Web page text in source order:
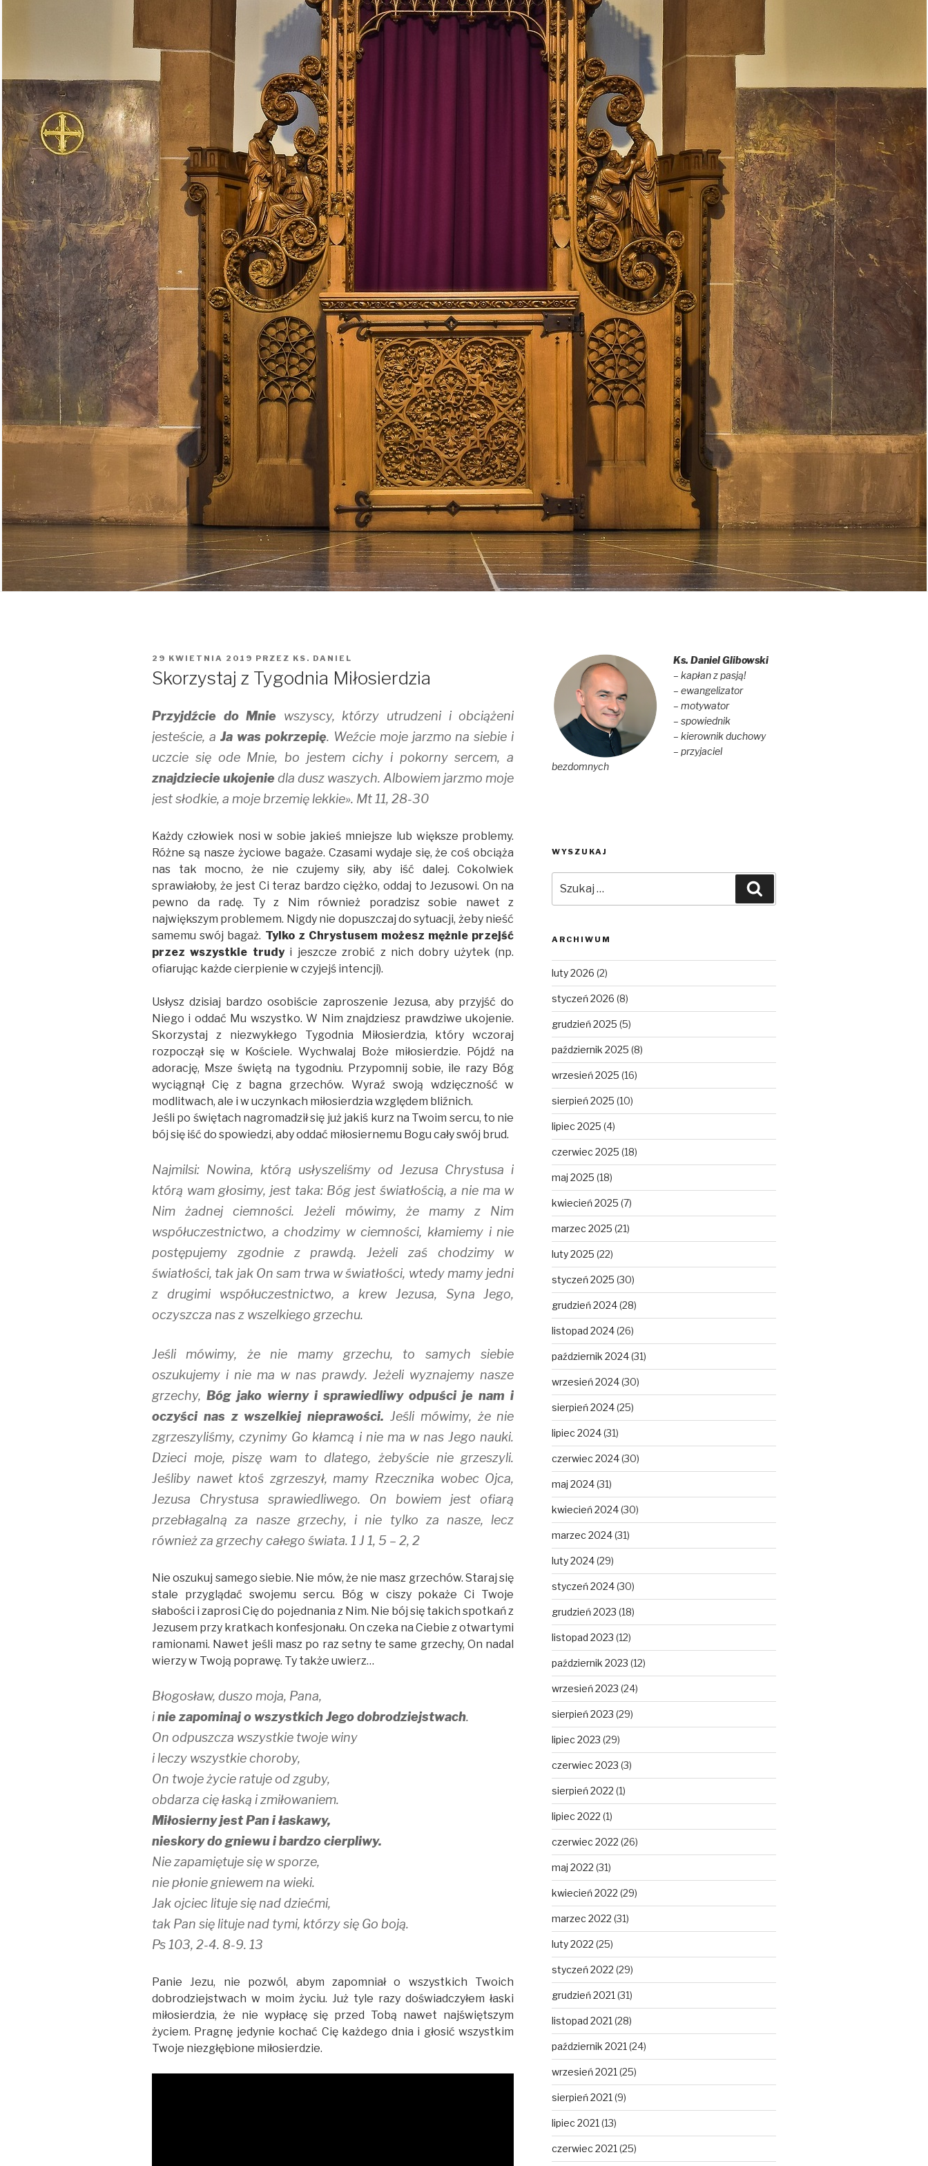
OPUBLIKOWANE
29 KWIETNIA 2019 PRZEZ KS. DANIEL
Skorzystaj z Tygodnia Miłosierdzia
Przyjdźcie do Mnie wszyscy, którzy utrudzeni i obciążeni
jesteście, a Ja was pokrzepię. Weźcie moje jarzmo na siebie i
uczcie się ode Mnie, bo jestem cichy i pokorny sercem, a
znajdziecie ukojeniedla dusz waszych. Albowiem jarzmo moje
jest słodkie, a moje brzemię lekkie». Mt 11, 28-30
Każdy człowiek nosi w sobie jakieś mniejsze lub większe problemy.
Różne są nasze życiowe bagaże. Czasami wydaje się, że coś obciąża
nas tak mocno, że nie czujemy siły, aby iść dalej. Cokolwiek
sprawiałoby, że jest Ci teraz bardzo ciężko, oddaj to Jezusowi. On na
pewno da radę. Ty z Nim również poradzisz sobie nawet z
największym problemem. Nigdy nie dopuszczaj do sytuacji, żeby nieść
samemu swój bagaż. Tylko z Chrystusem możesz mężnie przejść
przez wszystkie trudyi jeszcze zrobić z nich dobry użytek (np.
ofiarując każde cierpienie w czyjejś intencji).
Usłysz dzisiaj bardzo osobiście zaproszenie Jezusa, aby przyjść do
Niego i oddać Mu wszystko. W Nim znajdziesz prawdziwe ukojenie.
Skorzystaj z niezwykłego Tygodnia Miłosierdzia, który wczoraj
rozpoczął się w Kościele. Wychwalaj Boże miłosierdzie. Pójdź na
adorację, Msze świętą na tygodniu. Przypomnij sobie, ile razy Bóg
wyciągnął Cię z bagna grzechów. Wyraź swoją wdzięczność w
modlitwach, ale i w uczynkach miłosierdzia względem bliźnich.
Jeśli po świętach nagromadził się już jakiś kurz na Twoim sercu, to nie
bój się iść do spowiedzi, aby oddać miłosiernemu Bogu cały swój brud.
Najmilsi: Nowina, którą usłyszeliśmy od Jezusa Chrystusa i
którą wam głosimy, jest taka: Bóg jest światłością, a nie ma w
Nim żadnej ciemności. Jeżeli mówimy, że mamy z Nim
współuczestnictwo, a chodzimy w ciemności, kłamiemy i nie
postępujemy zgodnie z prawdą. Jeżeli zaś chodzimy w
światłości, tak jak On sam trwa w światłości, wtedy mamy jedni
z drugimi współuczestnictwo, a krew Jezusa, Syna Jego,
oczyszcza nas z wszelkiego grzechu.
Jeśli mówimy, że nie mamy grzechu, to samych siebie
oszukujemy i nie ma w nas prawdy. Jeżeli wyznajemy nasze
grzechy,Bóg jako wierny i sprawiedliwy odpuści je nam i
oczyści nas z wszelkiej nieprawości. Jeśli mówimy, że nie
zgrzeszyliśmy, czynimy Go kłamcą i nie ma w nas Jego nauki.
Dzieci moje, piszę wam to dlatego, żebyście nie grzeszyli.
Jeśliby nawet ktoś zgrzeszył, mamy Rzecznika wobec Ojca,
Jezusa Chrystusa sprawiedliwego. On bowiem jest ofiarą
przebłagalną za nasze grzechy, i nie tylko za nasze, lecz
również za grzechy całego świata. 1 J 1, 5 – 2, 2
Nie oszukuj samego siebie. Nie mów, że nie masz grzechów. Staraj się
stale przyglądać swojemu sercu. Bóg w ciszy pokaże Ci Twoje
słabości i zaprosi Cię do pojednania z Nim. Nie bój się takich spotkań z
Jezusem przy kratkach konfesjonału. On czeka na Ciebie z otwartymi
ramionami. Nawet jeśli masz po raz setny te same grzechy, On nadal
wierzy w Twoją poprawę. Ty także uwierz…
Błogosław, duszo moja, Pana,
inie zapominaj o wszystkich Jego dobrodziejstwach.
On odpuszcza wszystkie twoje winy
i leczy wszystkie choroby,
On twoje życie ratuje od zguby,
obdarza cię łaską i zmiłowaniem.
Miłosierny jest Pan i łaskawy,
nieskory do gniewu i bardzo cierpliwy.
Nie zapamiętuje się w sporze,
nie płonie gniewem na wieki.
Jak ojciec lituje się nad dziećmi,
tak Pan się lituje nad tymi, którzy się Go boją.
Ps 103, 2-4. 8-9. 13
Panie Jezu, nie pozwól, abym zapomniał o wszystkich Twoich
dobrodziejstwach w moim życiu. Już tyle razy doświadczyłem łaski
miłosierdzia, że nie wypłacę się przed Tobą nawet najświętszym
życiem. Pragnę jedynie kochać Cię każdego dnia i głosić wszystkim
Twoje niezgłębione miłosierdzie.
Ks. Daniel Glibowski
– kapłan z pasją!
– ewangelizator
– motywator
– spowiednik
– kierownik duchowy
– przyjaciel
bezdomnych
WYSZUKAJ
ARCHIWUM
luty 2026 (2)
styczeń 2026 (8)
grudzień 2025 (5)
październik 2025 (8)
wrzesień 2025 (16)
sierpień 2025 (10)
lipiec 2025 (4)
czerwiec 2025 (18)
maj 2025 (18)
kwiecień 2025 (7)
marzec 2025 (21)
luty 2025 (22)
styczeń 2025 (30)
grudzień 2024(28)
listopad 2024(26)
październik 2024(31)
wrzesień 2024(30)
sierpień 2024(25)
lipiec 2024(31)
czerwiec 2024(30)
maj 2024(31)
kwiecień 2024(30)
marzec 2024(31)
luty 2024(29)
styczeń 2024(30)
grudzień 2023 (18)
listopad 2023 (12)
październik 2023 (12)
wrzesień 2023 (24)
sierpień 2023 (29)
lipiec 2023 (29)
czerwiec 2023 (3)
sierpień 2022 (1)
lipiec 2022 (1)
czerwiec 2022 (26)
maj 2022 (31)
kwiecień 2022 (29)
marzec 2022 (31)
luty 2022 (25)
styczeń 2022 (29)
grudzień 2021 (31)
listopad 2021 (28)
październik 2021 (24)
wrzesień 2021 (25)
sierpień 2021 (9)
lipiec 2021 (13)
czerwiec 2021 (25)